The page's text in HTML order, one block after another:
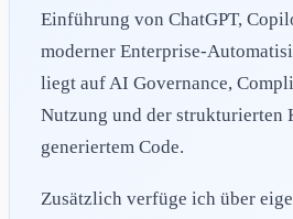
Einführung von ChatGPT,
moderner Enterprise-
liegt auf AI Governance,
Nutzung und der
generiertem Code.
Zusätzlich verfüge ich über